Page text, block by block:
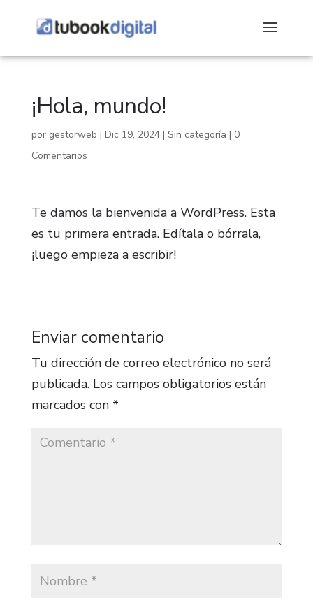
¡Hola, mundo!
por gestorweb | Dic 19, 2024| Sin categoría | 0
Comentarios
Te damos la bienvenida a WordPress. Esta
es tu primera entrada. Edítala o bórrala,
¡luego empieza a escribir!
Enviar comentario
Tu dirección de correo electrónico no será
publicada. Los campos obligatorios están
marcados con *